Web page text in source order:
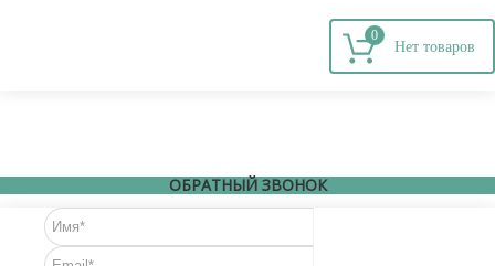
ОБОРУДОВАНИЕ
0
ОБРАТНЫЙ ЗВОНОК